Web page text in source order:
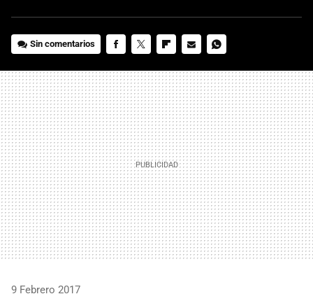
Sin comentarios
MAIL
9 Febrero 2017